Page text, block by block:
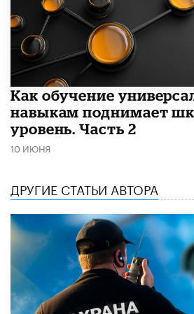
​Как обучение
навыкам поднимает
уровень. Часть 2
10 ИЮНЯ
ДРУГИЕ СТАТЬИ АВТОРА